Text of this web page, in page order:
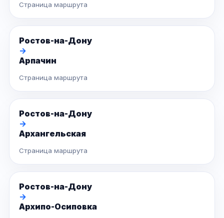
Страница маршрута
Ростов-на-Дону
→
Арпачин
Страница маршрута
Ростов-на-Дону
→
Архангельская
Страница маршрута
Ростов-на-Дону
→
Архипо-Осиповка